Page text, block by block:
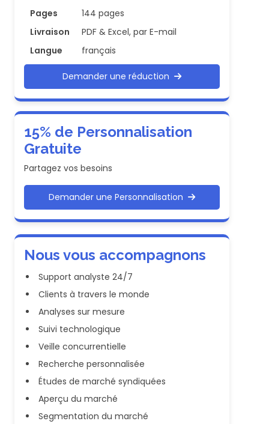
Pages
144 pages
Livraison
PDF & Excel, par E-mail
Langue
français
Demander une réduction
15% de Personnalisation
Gratuite
Partagez vos besoins
Demander une Personnalisation
Nous vous accompagnons
Support analyste 24/7
Clients à travers le monde
Analyses sur mesure
Suivi technologique
Veille concurrentielle
Recherche personnalisée
Études de marché syndiquées
Aperçu du marché
Segmentation du marché